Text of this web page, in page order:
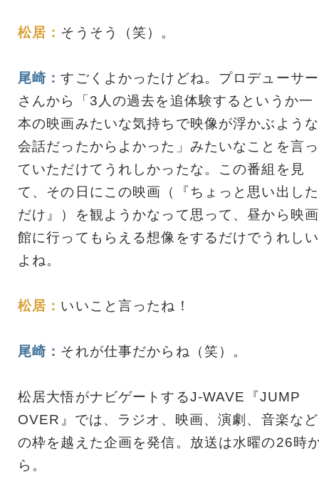
松居： そうそう（笑）。
尾崎：すごくよかったけどね。プロデューサー
さんから「3人の過去を追体験するというか一
本の映画みたいな気持ちで映像が浮かぶような
会話だったからよかった」みたいなことを言っ
ていただけてうれしかったな。この番組を見
て、その日にこの映画（『ちょっと思い出した
だけ』）を観ようかなって思って、昼から映画
館に行ってもらえる想像をするだけでうれしい
よね。
松居： いいこと言ったね！
尾崎： それが仕事だからね（笑）。
松居大悟がナビゲートするJ-WAVE『JUMP
OVER』では、ラジオ、映画、演劇、音楽など
の枠を越えた企画を発信。放送は水曜の26時
ら。